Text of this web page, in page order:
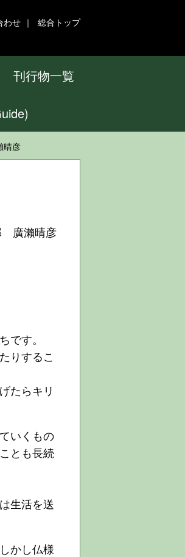
わせ 総合トップ
刊行物一覧
彦
廣瀨晴彦
です。
りするこ
たらキリ
いくもの
とも長続
生活を送
かし仏様